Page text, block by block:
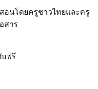
นโดยครูชาวไทยและครู
สาร
บฟรี